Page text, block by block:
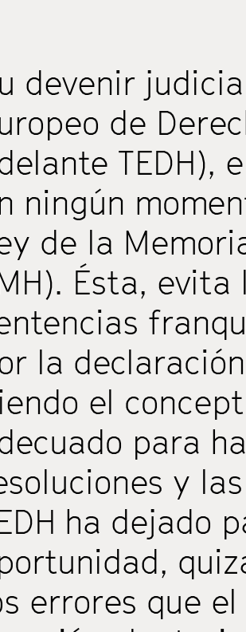
devenir
de
TEDH),
ningún
de la
Ésta,
la
el
para
y
ha dejado
errores que